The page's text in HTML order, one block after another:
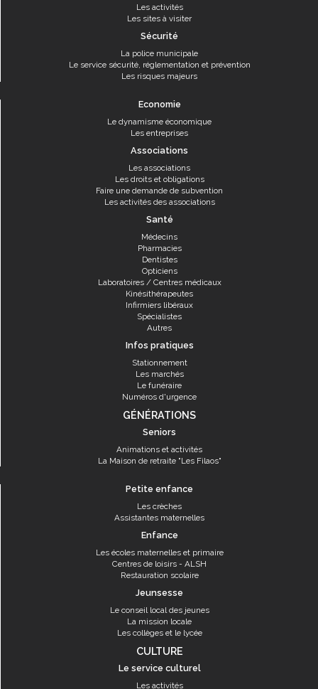
Les activités
Les sites à visiter
Sécurité
La police municipale
Le service sécurité, réglementation et prévention
Les risques majeurs
Economie
Le dynamisme économique
Les entreprises
Associations
Les associations
Les droits et obligations
Faire une demande de subvention
Les activités des associations
Santé
Médecins
Pharmacies
Dentistes
Opticiens
Laboratoires / Centres médicaux
Kinésithérapeutes
Infirmiers libéraux
Spécialistes
Autres
Infos pratiques
Stationnement
Les marchés
Le funéraire
Numéros d'urgence
GÉNÉRATIONS
Seniors
Animations et activités
La Maison de retraite "Les Filaos"
Petite enfance
Les crèches
Assistantes maternelles
Enfance
Les écoles maternelles et primaire
Centres de loisirs - ALSH
Restauration scolaire
Jeunsesse
Le conseil local des jeunes
La mission locale
Les collèges et le lycée
CULTURE
Le service culturel
Les activités